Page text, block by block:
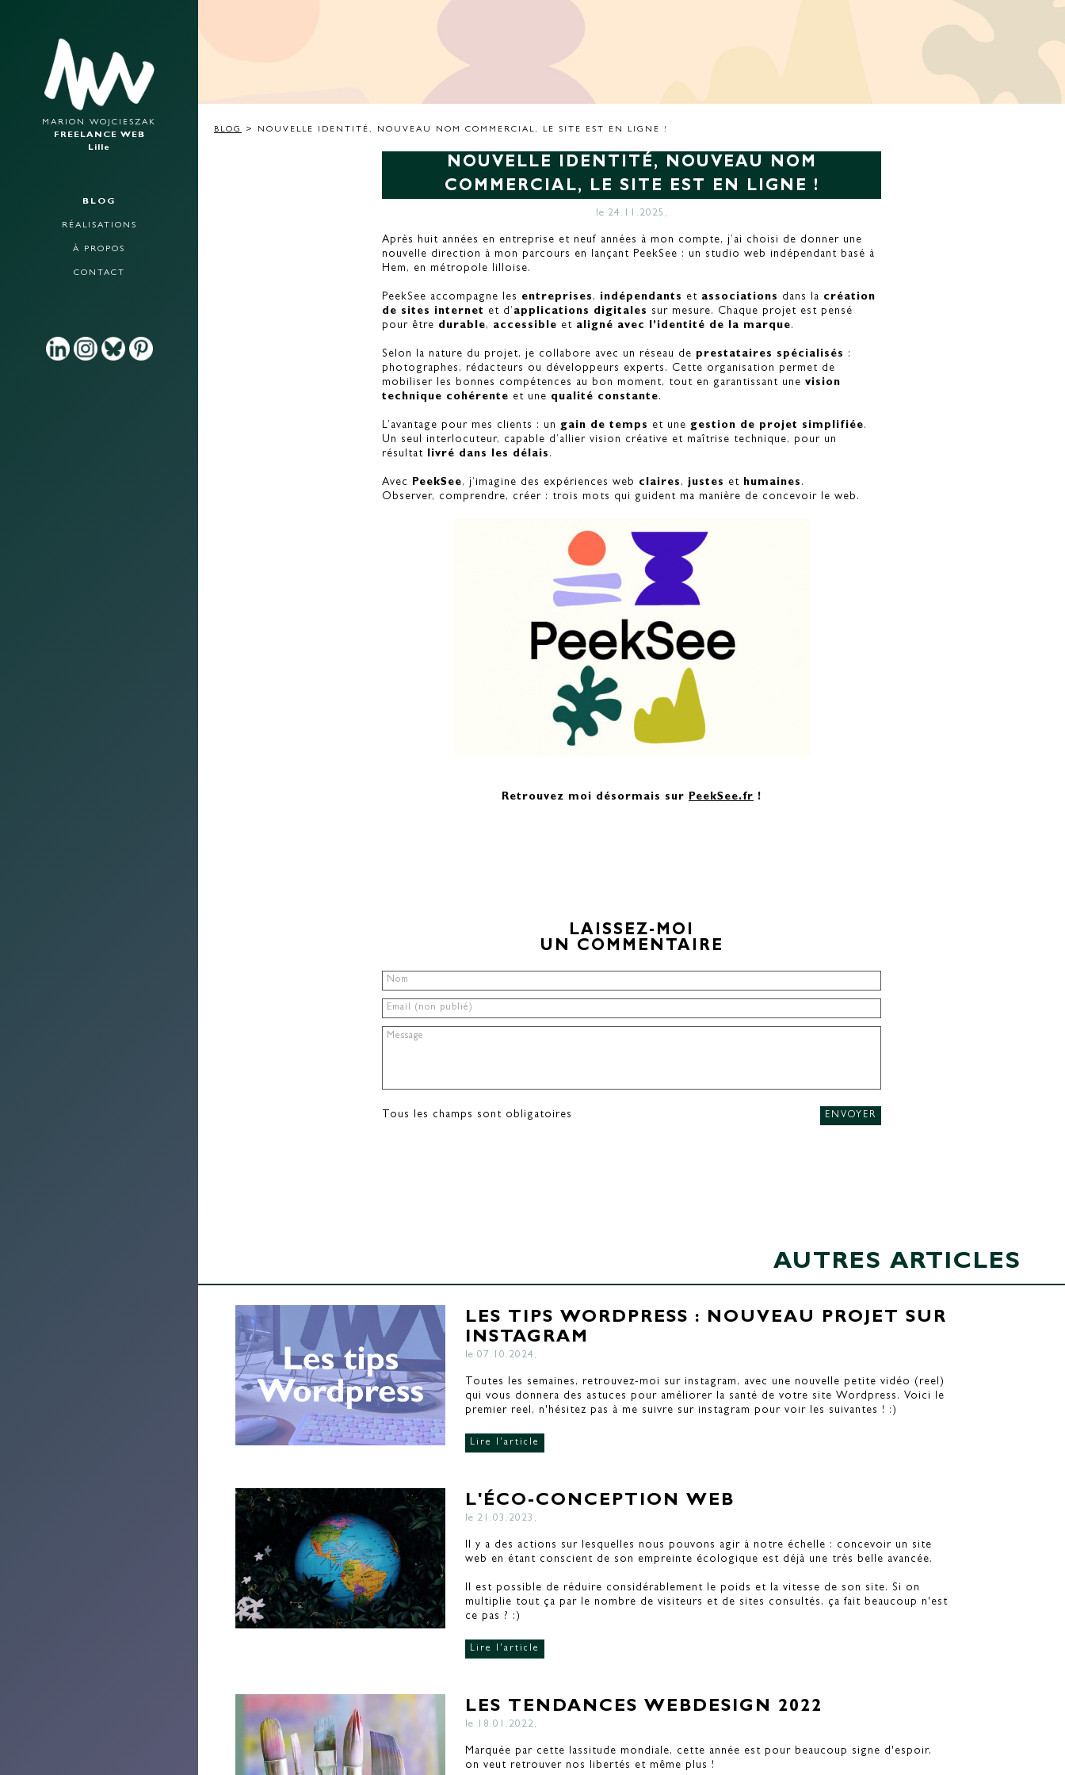
MARION WOJCIESZAK
FREELANCE WEB
Lille
BLOG
RÉALISATIONS
À PROPOS
CONTACT
BLOG > NOUVELLE IDENTITÉ, NOUVEAU NOM COMMERCIAL, LE SITE EST EN LIGNE !
NOUVELLE IDENTITÉ, NOUVEAU NOM
COMMERCIAL, LE SITE EST EN LIGNE !
le 24.11.2025,
Après huit années en entreprise et neuf années à mon compte, j’ai choisi de donner une
nouvelle direction à mon parcours en lançant PeekSee : un studio web indépendant basé à
Hem, en métropole lilloise.
PeekSee accompagne les entreprises , indépendants et associations dans la création
de sites internet et d’ applications digitales sur mesure. Chaque projet est pensé
pour être durable, accessible et aligné avec l’identité de la marque.
Selon la nature du projet, je collabore avec un réseau de prestataires spécialisés :
photographes, rédacteurs ou développeurs experts. Cette organisation permet de
mobiliser les bonnes compétences au bon moment, tout en garantissant une vision
technique cohérente et une qualité constante.
L’avantage pour mes clients : un gain de temps et une gestion de projet simplifiée.
Un seul interlocuteur, capable d’allier vision créative et maîtrise technique, pour un
résultat livré dans les délais .
Avec PeekSee, j’imagine des expériences web claires , justes et humaines .
Observer, comprendre, créer : trois mots qui guident ma manière de concevoir le web.
Retrouvez moi désormais sur PeekSee.fr !
LAISSEZ-MOI
UN COMMENTAIRE
Tous les champs sont obligatoires ENVOYER
AUTRES ARTICLES
LES TIPS WORDPRESS : NOUVEAU PROJET SUR
INSTAGRAM
le 07.10.2024,
Toutes les semaines, retrouvez-moi sur instagram, avec une nouvelle petite vidéo (reel)
qui vous donnera des astuces pour améliorer la santé de votre site Wordpress. Voici le
premier reel, n'hésitez pas à me suivre sur instagram pour voir les suivantes ! :)
Lire l'article
L'ÉCO-CONCEPTION WEB
le 21.03.2023,
Il y a des actions sur lesquelles nous pouvons agir à notre échelle : concevoir un site
web en étant conscient de son empreinte écologique est déjà une très belle avancée.
Il est possible de réduire considérablement le poids et la vitesse de son site. Si on
multiplie tout ça par le nombre de visiteurs et de sites consultés, ça fait beaucoup n'est
ce pas ? :)
Lire l'article
LES TENDANCES WEBDESIGN 2022
le 18.01.2022,
Marquée par cette lassitude mondiale, cette année est pour beaucoup signe d'espoir,
on veut retrouver nos libertés et même plus !